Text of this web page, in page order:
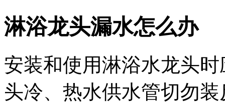
淋浴龙头漏水怎么办
安装和使用淋浴水龙头
头冷、热水供水管切勿